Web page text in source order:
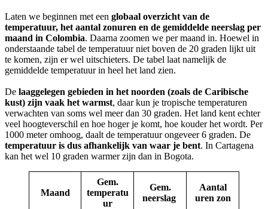
Laten we beginnen met een globaal overzicht van de
temperatuur, het aantal zonuren en de gemiddelde neerslag per
maand in Colombia. Daarna zoomen we per maand in. Hoewel in
onderstaande tabel de temperatuur niet boven de 20 graden lijkt uit
te komen, zijn er wel uitschieters. De tabel laat namelijk de
gemiddelde temperatuur in heel het land zien.
De laaggelegen gebieden in het noorden (zoals de Caribische
kust) zijn vaak het warmst, daar kun je tropische temperaturen
verwachten van soms wel meer dan 30 graden. Het land kent echter
veel hoogteverschil en hoe hoger je komt, hoe kouder het wordt. Per
1000 meter omhoog, daalt de temperatuur ongeveer 6 graden. De
temperatuur is dus afhankelijk van waar je bent. In Cartagena
kan het wel 10 graden warmer zijn dan in Bogota.
Maand
Gem.
temperatu
ur
Gem.
neerslag
Aantal
uren zon